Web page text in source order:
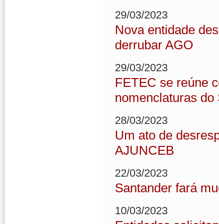
29/03/2023
Nova entidade
derrubar AGO
29/03/2023
FETEC se reúne
nomenclaturas do
28/03/2023
Um ato de
AJUNCEB
22/03/2023
Santander fará
10/03/2023